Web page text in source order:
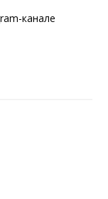
канале